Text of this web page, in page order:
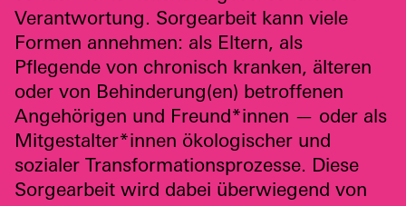
Verantwortung. Sorgearbeit kann viele
Formen annehmen: als Eltern, als
Pflegende von chronisch kranken, älteren
oder von Behinderung(en) betroffenen
Angehörigen und Freund*innen — oder als
Mitgestalter*innen ökologischer und
sozialer Transformationsprozesse. Diese
Sorgearbeit wird dabei überwiegend von